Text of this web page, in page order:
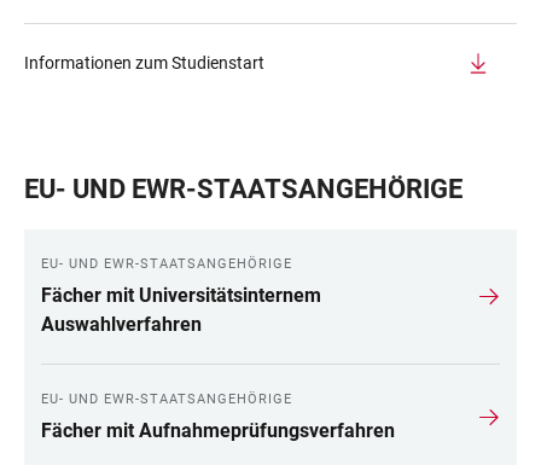
Informationen zum Studienstart
EU- UND EWR-STAATSANGEHÖRIGE
EU- UND EWR-STAATSANGEHÖRIGE
Fächer mit Universitätsinternem
Auswahlverfahren
EU- UND EWR-STAATSANGEHÖRIGE
Fächer mit Aufnahmeprüfungsverfahren